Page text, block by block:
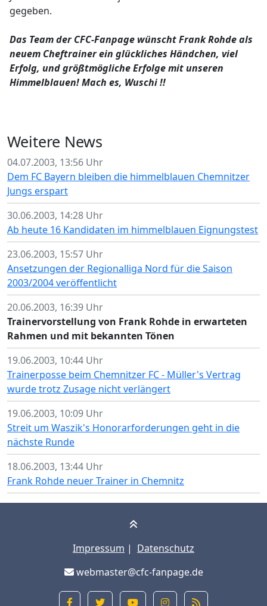
gegeben.
Das Team der CFC-Fanpage wünscht Frank Rohde als
neuem Cheftrainer ein glückliches Händchen, viel
Erfolg, und größtmögliche Erfolge mit unseren
Himmelblauen! Mach es, Wuschi !!
Weitere News
04.07.2003, 13:56 Uhr
Dem FC Bayern bleiben die himmelblauen Chemnitzer
Jungs erspart
30.06.2003, 14:28 Uhr
Ab heute 16 Kandidaten im himmelblauen Eignungstest
23.06.2003, 15:57 Uhr
Ansetzungen der Regionalliga Nord für die Saison
2003/2004 veröffentlicht
20.06.2003, 16:39 Uhr
Trainervorstellung von Frank Rohde in erwarteten
Rahmen und mit bekannten Tönen
19.06.2003, 10:44 Uhr
Trainerposse beim Chemnitzer FC - Müller's Vertrag
wurde trotz Zusage nicht verlängert
19.06.2003, 10:09 Uhr
Streit um Waszik's Honorarforderungen geht in die
nächste Runde
18.06.2003, 13:44 Uhr
Frank Rohde neuer Trainer in Chemnitz
Impressum | Datenschutz
webmaster@cfc-fanpage.de